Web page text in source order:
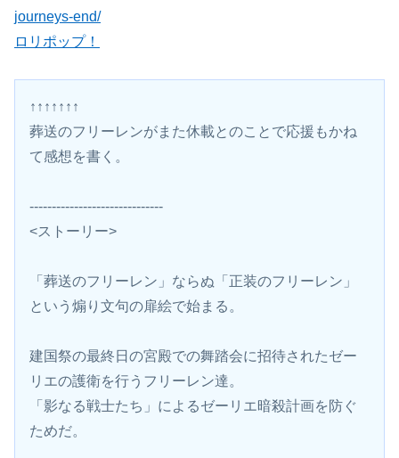
journeys-end/
ロリポップ！
↑↑↑↑↑↑↑
葬送のフリーレンがまた休載とのことで応援もかね
て感想を書く。
------------------------------
<ストーリー>
「葬送のフリーレン」ならぬ「正装のフリーレン」
という煽り文句の扉絵で始まる。
建国祭の最終日の宮殿での舞踏会に招待されたゼー
リエの護衛を行うフリーレン達。
「影なる戦士たち」によるゼーリエ暗殺計画を防ぐ
ためだ。